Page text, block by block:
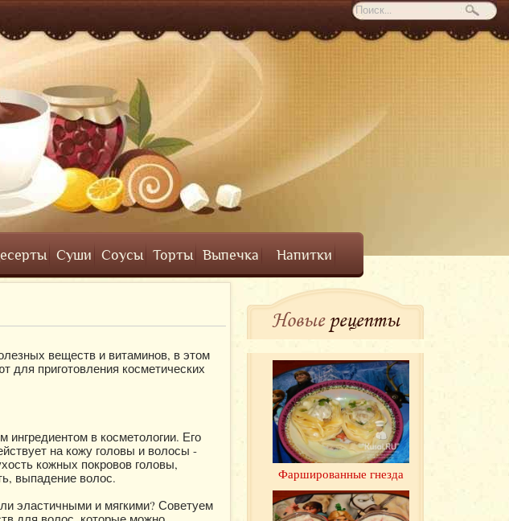
Суши Соусы Торты Выпечка Напитки
веществ и витаминов, в этом
для приготовления косметических
в косметологии. Его
на кожу головы и волосы -
кожных покровов головы,
выпадение волос.
эластичными и мягкими? Советуем
Новыерецепты
Фаршированные гнезда